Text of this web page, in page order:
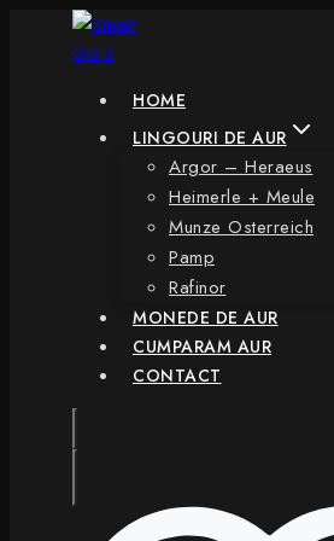
HOME
LINGOURI DE AUR
Argor – Heraeus
Heimerle + Meule
Munze Osterreich
Pamp
Rafinor
MONEDE DE AUR
CUMPARAM AUR
CONTACT